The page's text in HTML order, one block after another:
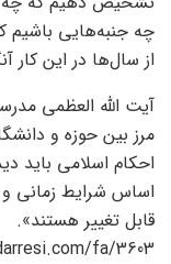
چه جنبه‌هایی باشیم
از سال‌ها در این کار
آیت الله العظمی
مرز بین حوزه و
احکام اسلامی باید
اساس شرایط زمانی
قابل تغییر هستند».
fa/3603